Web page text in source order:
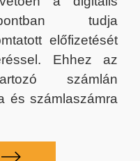
tudja
előfizetését
Ehhez az
számlán
és számlaszámra